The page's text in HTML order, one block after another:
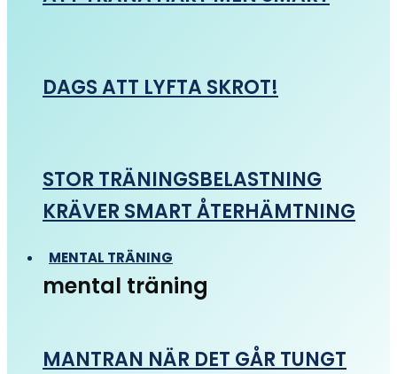
DAGS ATT LYFTA SKROT!
STOR TRÄNINGSBELASTNING
KRÄVER SMART ÅTERHÄMTNING
MENTAL TRÄNING
mental träning
MANTRAN NÄR DET GÅR TUNGT